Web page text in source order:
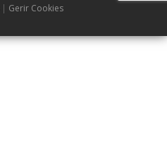
| Gerir Cookies